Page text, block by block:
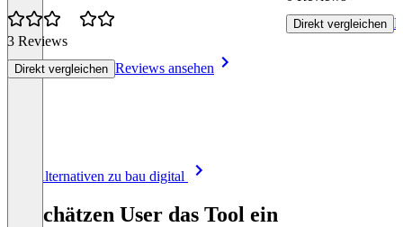
3 Reviews
Direkt vergleichen Reviews ansehen
Direkt vergleichen
Alle Alternativen zu bau digital
So schätzen User das Tool ein